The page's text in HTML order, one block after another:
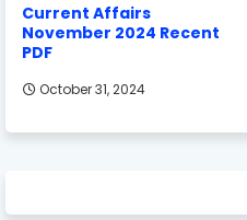
Current Affairs
November 2024 Recent
PDF
October 31, 2024